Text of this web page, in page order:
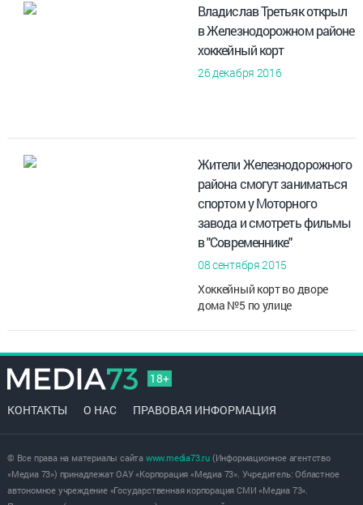
Владислав Третьяк открыл
в Железнодорожном районе
хоккейный корт
26 декабря 2016
Жители Железнодорожного
района смогут заниматься
спортом у Моторного
завода и смотреть фильмы
в "Современнике"
08 сентября 2015
Хоккейный корт во дворе
дома №5 по улице
обратившихся к губернатору
18+
КОНТАКТЫ О НАС ПРАВОВАЯ ИНФОРМАЦИЯ
© Все права на материалы сайта www.media73.ru(Информационное агентство
«Медиа 73») принадлежат ОАУ «Корпорация «Медиа 73». Учредитель: Областное
автономное учреждение «Государственная корпорация СМИ «Медиа 73».